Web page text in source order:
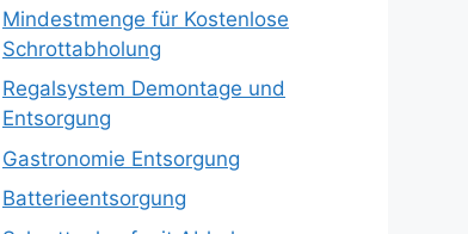
Mindestmenge für Kostenlose
Schrottabholung
Regalsystem Demontage und
Entsorgung
Gastronomie Entsorgung
Batterieentsorgung